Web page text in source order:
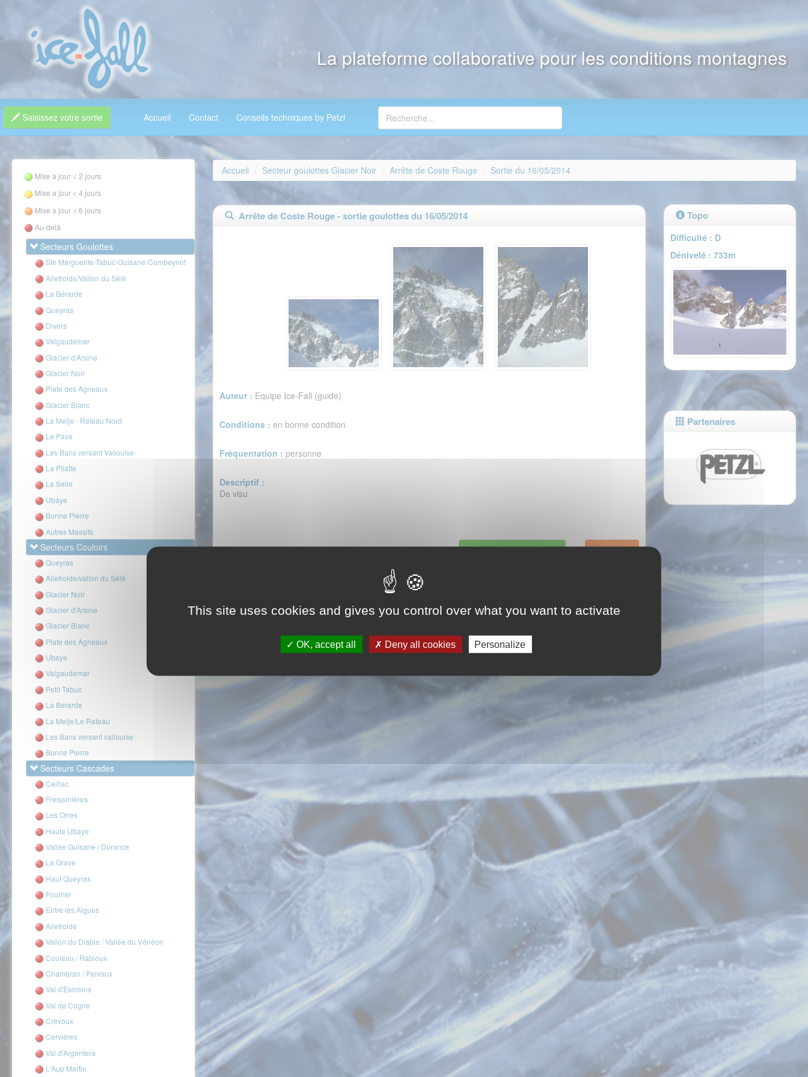
La plateforme collaborative pour les conditions montagnes
Saisissez votre sortie Accueil Contact Conseils techniques by Petzl
Mise a jour < 2 jours
Mise a jour < 4 jours
Mise a jour < 6 jours
Au-delà
Secteurs Goulottes
Ste Marguerite-Tabuc-Guisane-Combeynot
Ailefroide/Vallon du Sélé
La Bérarde
Queyras
Divers
Valgaudemar
Glacier d'Arsine
Glacier Noir
Plate des Agneaux
Glacier Blanc
La Meije - Rateau Nord
Le Pave
Les Bans versant Vallouise
La Pilatte
La Selle
Ubaye
Bonne Pierre
Autres Massifs
Secteurs Couloirs
Queyras
Ailefroide/vallon du Sélé
Glacier Noir
Glacier d'Arsine
Glacier Blanc
Plate des Agneaux
Ubaye
Valgaudemar
Petit Tabuc
La Berarde
La Meije/Le Rateau
Les Bans versant vallouise
Bonne Pierre
Secteurs Cascades
Ceillac
Freissinières
Les Orres
Haute Ubaye
Vallée Guisane / Durance
La Grave
Haut Queyras
Fournel
Entre les Aigues
Ailefroide
Vallon du Diable / Vallée du Vénéon
Couleau / Rabioux
Chambran / Pelvoux
Val d'Escreins
Val de Cogne
Crévoux
Cervières
Val d'Argentera
L'Aup Martin
Accueil Secteur goulottes Glacier Noir Arrête de Coste Rouge Sortie du 16/05/2014
Arrête de Coste Rouge - sortie goulottes du 16/05/2014
Auteur : Equipe Ice-Fall (guide)
Conditions : en bonne condition
Fréquentation : personne
Descriptif :
De visu
Saisissez votre sortie Historique
Topo
Difficulté : D
Dénivelé : 733m
Partenaires
This site uses cookies and gives you control over what you want to activate
OK, accept all Deny all cookies Personalize